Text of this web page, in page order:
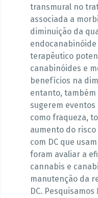
transmural no
associada a
diminuição da
terapêutico
canabinóides e
benefícios na
entanto, também
sugerem
como fraqueza,
aumento do
com DC que
foram avaliar a
cannabis e
manutenção da
DC. Pesquisamos